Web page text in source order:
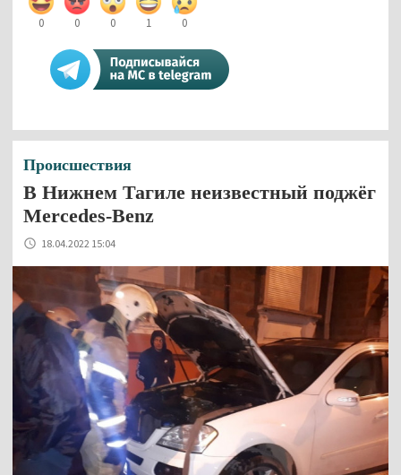
0 0 0 1 0
Происшествия
В Нижнем Тагиле неизвестный поджёг
Mercedes-Benz
18.04.2022 15:04